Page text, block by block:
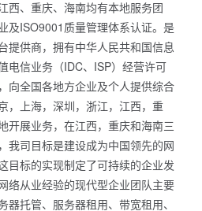
西、重庆、海南均有本地服务团
及ISO9001质量管理体系认证。是
提供商，拥有中华人民共和国信息
电信业务（IDC、ISP）经营许可
向全国各地方企业及个人提供综合
，上海，深圳，浙江，江西，重
开展业务，在江西，重庆和海南三
我司目标是建设成为中国领先的网
目标的实现制定了可持续的企业发
络从业经验的现代型企业团队主要
器托管、服务器租用、带宽租用、